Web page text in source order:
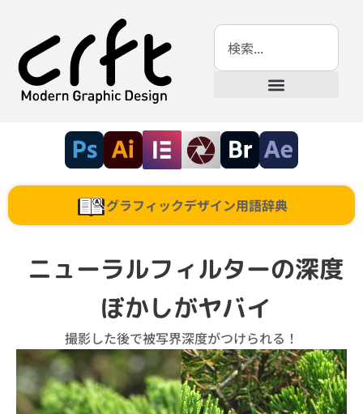
グラフィックデザイン用語辞典
ニューラルフィルターの深度
ぼかしがヤバイ
撮影した後で被写界深度がつけられる！